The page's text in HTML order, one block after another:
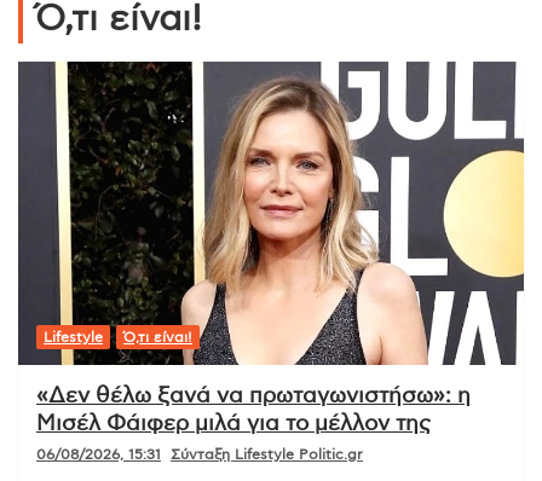
Ό,τι είναι!
Lifestyle Ό,τι είναι!
«Δεν θέλω ξανά να πρωταγωνιστήσω»: η
Μισέλ Φάιφερ μιλά για το μέλλον της
06/08/2026, 15:31 Σύνταξη Lifestyle Politic.gr